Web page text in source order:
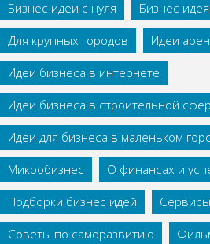
Бизнес идеи с нуля
Бизнес идея
Для крупных городов
Идеи
Идеи бизнеса в интернете
Идеи бизнеса в строительной
Идеи для бизнеса в маленьком
Микробизнес
О финансах и
Подборки бизнес идей
Советы по саморазвитию